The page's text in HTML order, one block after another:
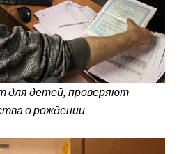
для детей, проверяют
о рождении